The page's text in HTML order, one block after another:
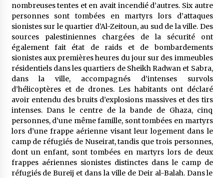
Tradition orale/ D’où viennent les contes et à
5 ans ago
nombreuses tentes et en avait incendié d’autres. Six autre
personnes sont tombées en martyrs lors d’attaques
sionistes sur le quartier d’Al-Zeitoun, au sud de la ville. Des
sources palestiniennes chargées de la sécurité ont
également fait état de raids et de bombardements
sionistes aux premières heures du jour sur des immeubles
résidentiels dans les quartiers de Sheikh Radwan et Sabra,
dans la ville, accompagnés d’intenses survols
d’hélicoptères et de drones. Les habitants ont déclaré
avoir entendu des bruits d’explosions massives et des tirs
intenses. Dans le centre de la bande de Ghaza, cinq
personnes, d’une même famille, sont tombées en martyrs
lors d’une frappe aérienne visant leur logement dans le
camp de réfugiés de Nuseirat, tandis que trois personnes,
dont un enfant, sont tombées en martyrs lors de deux
frappes aériennes sionistes distinctes dans le camp de
réfugiés de Bureij et dans la ville de Deir al-Balah. Dans le